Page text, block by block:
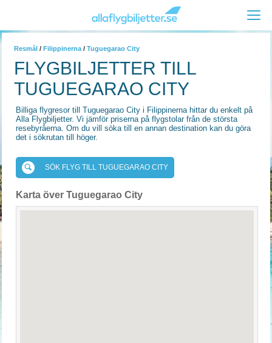
Resmål / Filippinerna / Tuguegarao City
FLYGBILJETTER TILL
TUGUEGARAO CITY
Billiga flygresor till Tuguegarao City i Filippinerna hittar du enkelt på
Alla Flygbiljetter. Vi jämför priserna på flygstolar från de största
resebyråerna. Om du vill söka till en annan destination kan du göra
det i sökrutan till höger.
SÖK FLYG TILL TUGUEGARAO CITY
Karta över Tuguegarao City